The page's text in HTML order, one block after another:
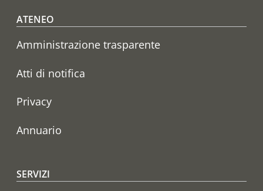
Footer menu
ATENEO
Amministrazione trasparente
Atti di notifica
Privacy
Annuario
SERVIZI